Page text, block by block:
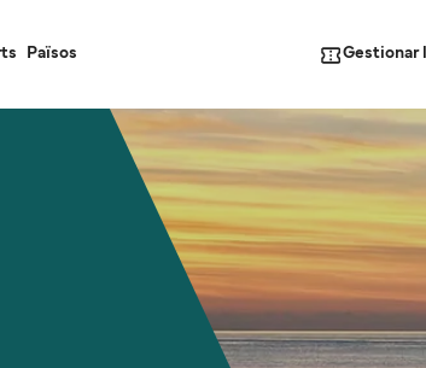
Països Gestionar